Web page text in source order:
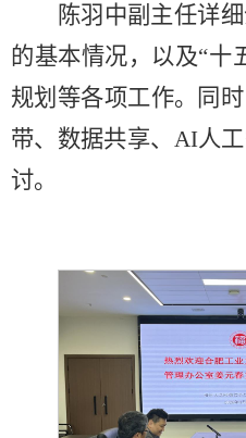
陈羽中副主任详
的基本情况，以及“十
规划等各项工作。同
带、数据共享、AI人
讨。